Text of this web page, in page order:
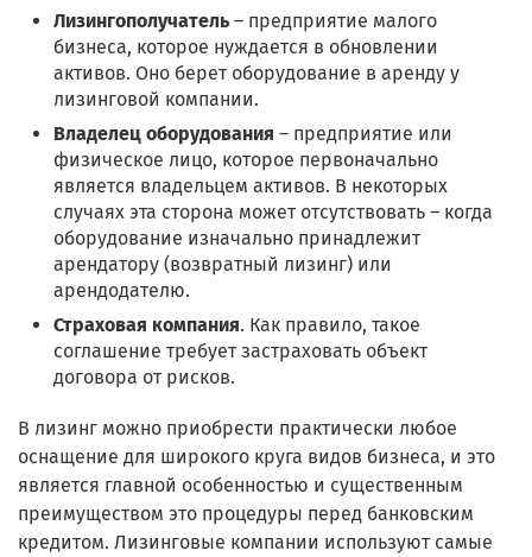
Лизингополучатель – предприятие малого
бизнеса, которое нуждается в обновлении
активов. Оно берет оборудование в аренду у
лизинговой компании.
Владелец оборудования – предприятие или
физическое лицо, которое первоначально
является владельцем активов. В некоторых
случаях эта сторона может отсутствовать – когда
оборудование изначально принадлежит
арендатору (возвратный лизинг) или
арендодателю.
Страховая компания. Как правило, такое
соглашение требует застраховать объект
договора от рисков.
В лизинг можно приобрести практически любое
оснащение для широкого круга видов бизнеса, и это
является главной особенностью и существенным
преимуществом это процедуры перед банковским
кредитом. Лизинговые компании используют самые